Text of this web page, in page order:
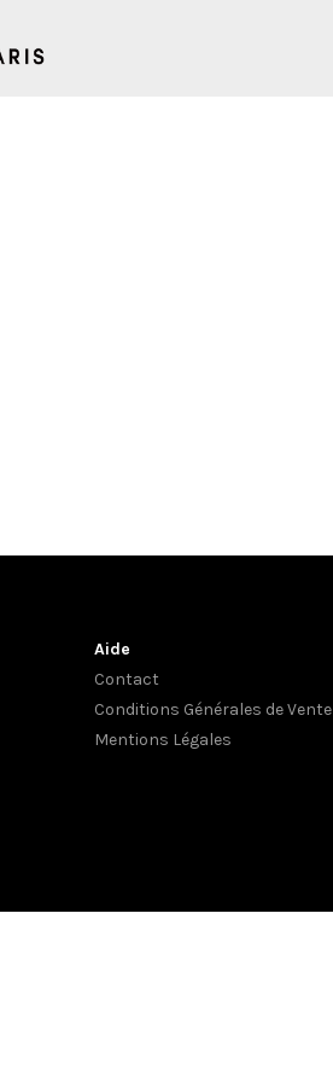
Aide
Contact
Conditions Générales de Vente
Mentions Légales